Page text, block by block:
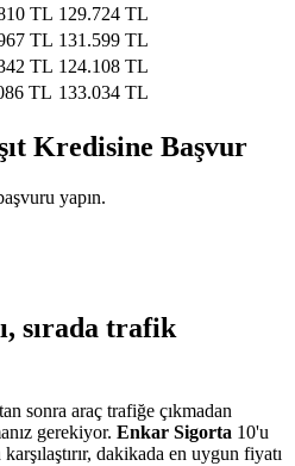
TL 129.724 TL
TL 131.599 TL
TL 124.108 TL
TL 133.034 TL
Kredisine Başvur
yapın.
sırada trafik
sonra araç trafiğe çıkmadan
gerekiyor. Enkar Sigorta 10'u
dakikada en uygun fiyatı